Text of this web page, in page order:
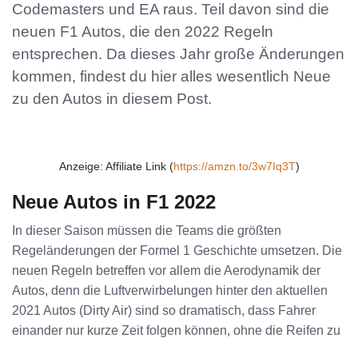
Codemasters und EA raus. Teil davon sind die
neuen F1 Autos, die den 2022 Regeln
entsprechen. Da dieses Jahr große Änderungen
kommen, findest du hier alles wesentlich Neue
zu den Autos in diesem Post.
Anzeige: Affiliate Link (https://amzn.to/3w7Iq3T)
Neue Autos in F1 2022
In dieser Saison müssen die Teams die größten
Regeländerungen der Formel 1 Geschichte umsetzen. Die
neuen Regeln betreffen vor allem die Aerodynamik der
Autos, denn die Luftverwirbelungen hinter den aktuellen
2021 Autos (Dirty Air) sind so dramatisch, dass Fahrer
einander nur kurze Zeit folgen können, ohne die Reifen zu